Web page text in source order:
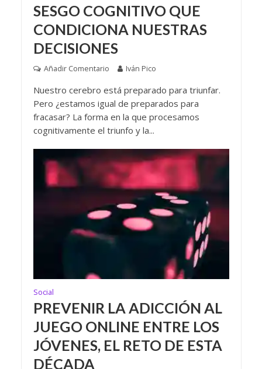
SESGO COGNITIVO QUE
CONDICIONA NUESTRAS
DECISIONES
Añadir Comentario Iván Pico
Nuestro cerebro está preparado para triunfar.
Pero ¿estamos igual de preparados para
fracasar? La forma en la que procesamos
cognitivamente el triunfo y la...
Social
PREVENIR LA ADICCIÓN AL
JUEGO ONLINE ENTRE LOS
JÓVENES, EL RETO DE ESTA
DÉCADA